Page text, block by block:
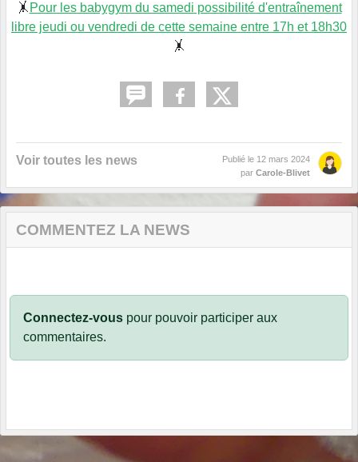
🤸 Pour les babygym du samedi possibilité d'entraînement
libre jeudi ou vendredi de cette semaine entre 17h et 18h30
🤸
Voir toutes les news Publié le 12 mars 2024
par Carole-Blivet
COMMENTEZ LA NEWS
Connectez-vous pour pouvoir participer aux
commentaires.